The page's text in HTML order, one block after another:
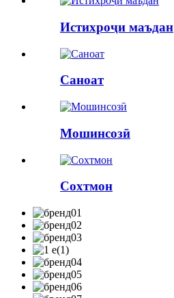
Истихроҷи маъдан
Саноат
Мошинсозӣ
Сохтмон